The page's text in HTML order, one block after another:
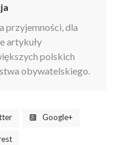
przyjemności, dla
artykuły
polskich
obywatelskiego.
Google+